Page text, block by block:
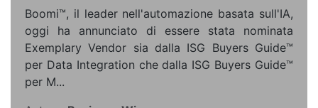
Boomi™, il leader nell'automazione basata sull'IA,
oggi ha annunciato di essere stata nominata
Exemplary Vendor sia dalla ISG Buyers Guide™
per Data Integration che dalla ISG Buyers Guide™
per M...